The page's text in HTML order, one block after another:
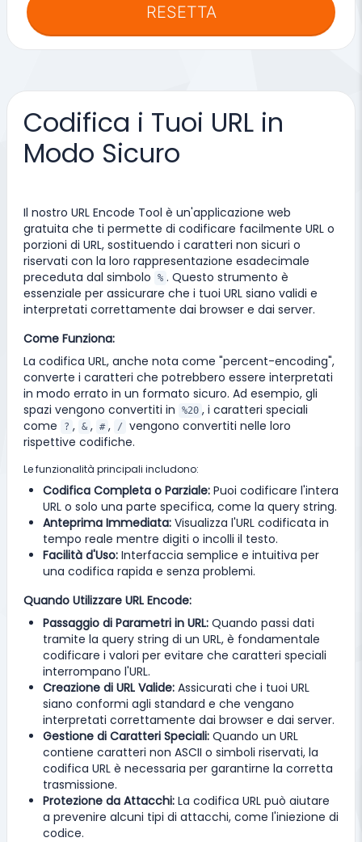
RESETTA
Codifica i Tuoi URL in
Modo Sicuro
Il nostro URL Encode Tool è un'applicazione web
gratuita che ti permette di codificare facilmente URL o
porzioni di URL, sostituendo i caratteri non sicuri o
riservati con la loro rappresentazione esadecimale
preceduta dal simbolo
% . Questo strumento è
essenziale per assicurare che i tuoi URL siano validi e
interpretati correttamente dai browser e dai server.
Come Funziona:
La codifica URL, anche nota come "percent-encoding",
converte i caratteri che potrebbero essere interpretati
in modo errato in un formato sicuro. Ad esempio, gli
spazi vengono convertiti in
%20 , i caratteri speciali
come
? , & , # , /
vengono convertiti nelle loro
rispettive codifiche.
Le funzionalità principali includono:
Codifica Completa o Parziale: Puoi codificare l'intera
URL o solo una parte specifica, come la query string.
Anteprima Immediata: Visualizza l'URL codificata in
tempo reale mentre digiti o incolli il testo.
Facilità d'Uso: Interfaccia semplice e intuitiva per
una codifica rapida e senza problemi.
Quando Utilizzare URL Encode:
Passaggio di Parametri in URL: Quando passi dati
tramite la query string di un URL, è fondamentale
codificare i valori per evitare che caratteri speciali
interrompano l'URL.
Creazione di URL Valide: Assicurati che i tuoi URL
siano conformi agli standard e che vengano
interpretati correttamente dai browser e dai server.
Gestione di Caratteri Speciali: Quando un URL
contiene caratteri non ASCII o simboli riservati, la
codifica URL è necessaria per garantirne la corretta
trasmissione.
Protezione da Attacchi: La codifica URL può aiutare
a prevenire alcuni tipi di attacchi, come l'iniezione di
codice.